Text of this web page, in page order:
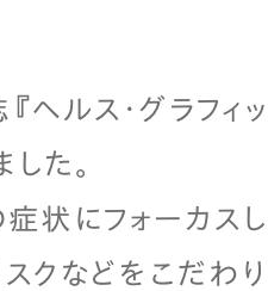
ヘルス・グラフィ
た。
状にフォーカス
スクなどをこだわ